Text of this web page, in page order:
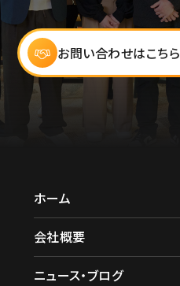
お問い合わせはこちら
ホーム
会社概要
ニュース・ブログ